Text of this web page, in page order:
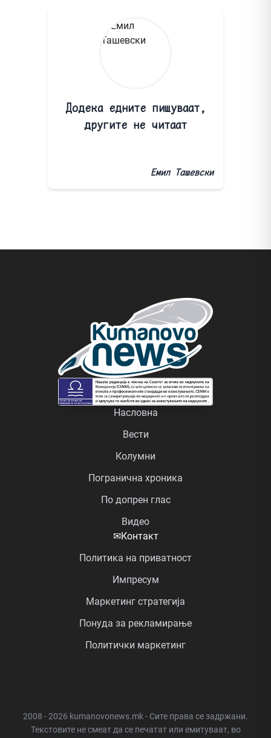
Додека едните пишуваат,
другите не читаат
Емил Ташевски
Насловна
Вести
Колумни
Погранична хроника
По допрен глас
Видео
✉Контакт
Политика на приватност
Импресум
Маркетинг стратегија
Понуда за рекламирање
Политички маркетинг
2008 - 2026 kumanovonews.mk - Сите права се задржани.
Текстовите не смеат да се печатат или емитуваат, во